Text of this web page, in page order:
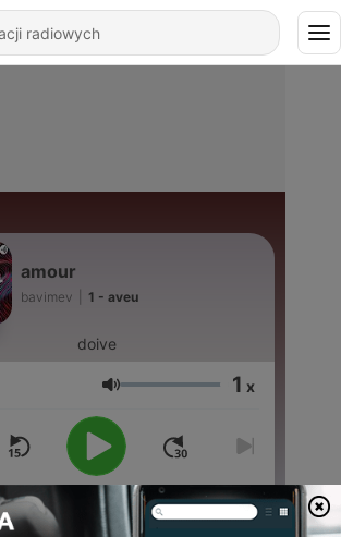
amour
bavimev 1 - aveu
doive
Głośność 1 x
00:00